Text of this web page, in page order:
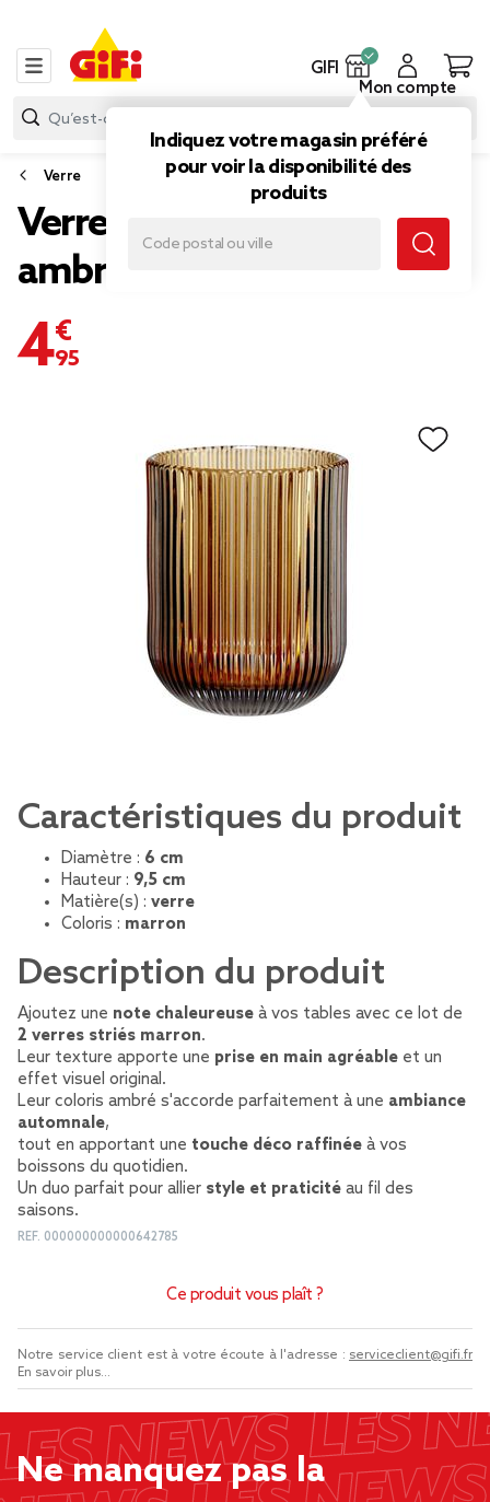
GIFI
Indiquez votre magasin préféré
pour voir la disponibilité des
produits
Mon compte
Verre
Verre strié x2 marron
ambré Ø6xH9,5cm
4,95 €
Caractéristiques du produit
Diamètre : 6 cm
Hauteur : 9,5 cm
Matière(s) : verre
Coloris : marron
Description du produit
Ajoutez une note chaleureuse à vos tables avec ce lot de
2 verres striés marron.
Leur texture apporte une prise en main agréable et un
effet visuel original.
Leur coloris ambré s'accorde parfaitement à une ambiance
automnale,
tout en apportant une touche déco raffinée à vos
boissons du quotidien.
Un duo parfait pour allier style et praticité au fil des
saisons.
REF. 000000000000642785
Ce produit vous plaît ?
Notre service client est à votre écoute à l'adresse : serviceclient@gifi.fr
En savoir plus...
Ne manquez pas la